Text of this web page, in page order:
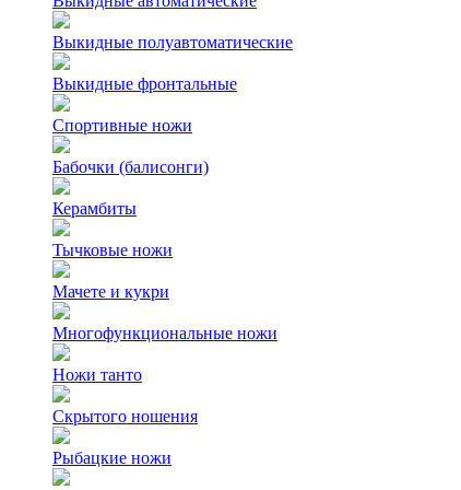
Выкидные полуавтоматические
Выкидные фронтальные
Спортивные ножи
Бабочки (балисонги)
Керамбиты
Тычковые ножи
Мачете и кукри
Многофункциональные ножи
Ножи танто
Скрытого ношения
Рыбацкие ножи